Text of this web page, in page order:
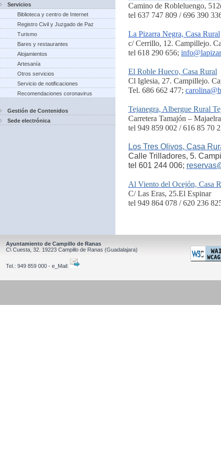
Servicios
Biblioteca y centro de Internet
Registro Civil y Juzgado de Paz
Turismo
Bares y restaurantes
Alojamientos
Artesanía
Otros servicios
Servicio de notificaciones
Recomendaciones coronavirus
Gestión de Contenidos
Sede electrónica
Camino de Robleluengo,
tel 637 747 809 / 696 390
La Pizarra Negra, Casa Rural
c/ Cerrillo, 12. Campillejo.
tel 618 290 656;
El Roble Hueco, Casa Rural
Cl Iglesia, 27. Campillejo.
Tel. 686 662 477;
Tejanegra, Albergue Rural
Carretera Tamajón –
tel 949 859 002 / 616 85 70
Los Tres Olivos, Casa
Calle Trilladores, 5.
tel 601 244 006;
Al Viento del Ocejón, Casa
C/ Las Eras, 25.El Espinar
tel 949 864 078 / 620 236
Ayuntamiento de Campillo de Ranas
C\ Cuesta, 32. 19223 Campillo de Ranas (Guadalajara)
Tel.: 949 859 000 - e_Mail: